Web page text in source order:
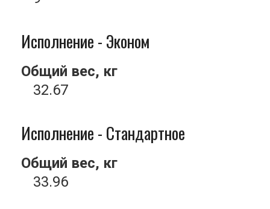
Исполнение - Эконом
Общий вес, кг
32.67
Исполнение - Стандартное
Общий вес, кг
33.96